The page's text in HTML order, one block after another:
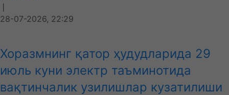
❘
28-07-2026, 22:29
Хоразмнинг қатор ҳудудларида 29
июль куни электр таъминотида
вақтинчалик узилишлар кузатилиши